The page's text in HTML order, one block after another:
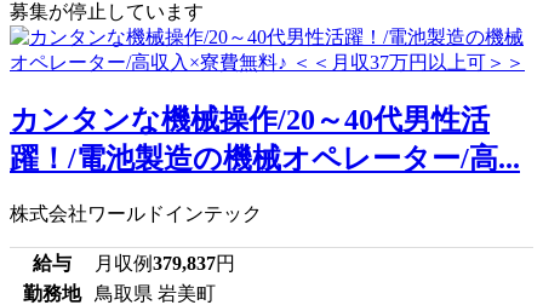
募集が停止しています
カンタンな機械操作/20～40代男性活
躍！/電池製造の機械オペレーター/高...
株式会社ワールドインテック
給与 月収例379,837円
勤務地
鳥取県 岩美町